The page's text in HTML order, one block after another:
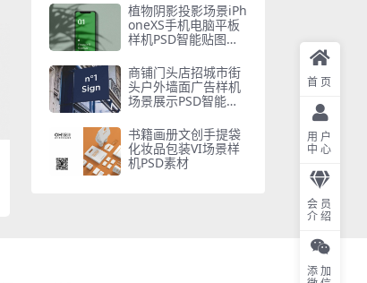
植物阴影投影场景iPh
oneXS手机电脑平板
样机PSD智能贴图素
商铺门头店招城市街
头户外墙面广告样机
场景展示PSD智能贴
书籍画册文创手提袋
化妆品包装VI场景样
机PSD素材
首页
用户
中心
会员
介绍
添加